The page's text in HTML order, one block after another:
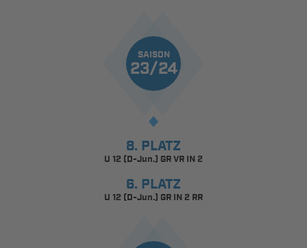
SAISON
23/24
8. PLATZ
U 12 (D-Jun.) GR VR IN 2
6. PLATZ
U 12 (D-Jun.) GR IN 2 RR